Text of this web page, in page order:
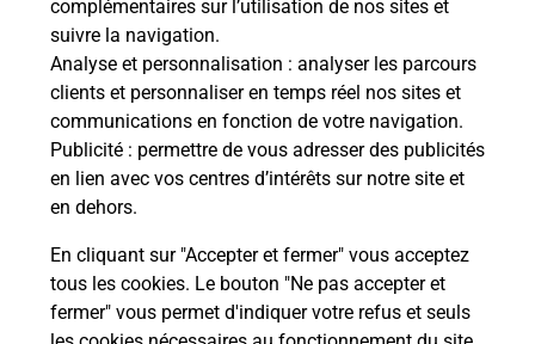
complémentaires sur l’utilisation de nos sites et
suivre la navigation.
Analyse et personnalisation : analyser les parcours
clients et personnaliser en temps réel nos sites et
communications en fonction de votre navigation.
Publicité : permettre de vous adresser des publicités
en lien avec vos centres d’intérêts sur notre site et
en dehors.
En cliquant sur "Accepter et fermer" vous acceptez
tous les cookies. Le bouton "Ne pas accepter et
fermer" vous permet d'indiquer votre refus et seuls
Aisne CHAVIGNON